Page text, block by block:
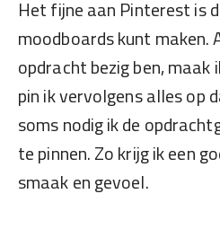
Het fijne aan Pinterest is
moodboards kunt maken.
opdracht bezig ben, maak
pin ik vervolgens alles op
soms nodig ik de
te pinnen. Zo krijg ik een
smaak en gevoel.